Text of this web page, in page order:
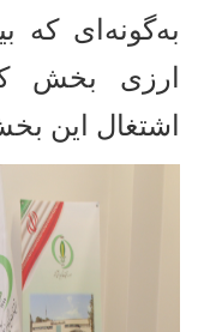
به‌گونه‌ای که
ارزی بخش
اشتغال این